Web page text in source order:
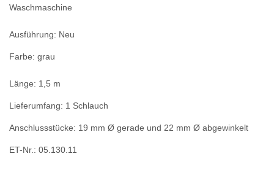
Waschmaschine
Ausführung: Neu
Farbe: grau
Länge: 1,5 m
Lieferumfang: 1 Schlauch
Anschlussstücke: 19 mm Ø gerade und 22 mm Ø abgewinkelt
ET-Nr.: 05.130.11